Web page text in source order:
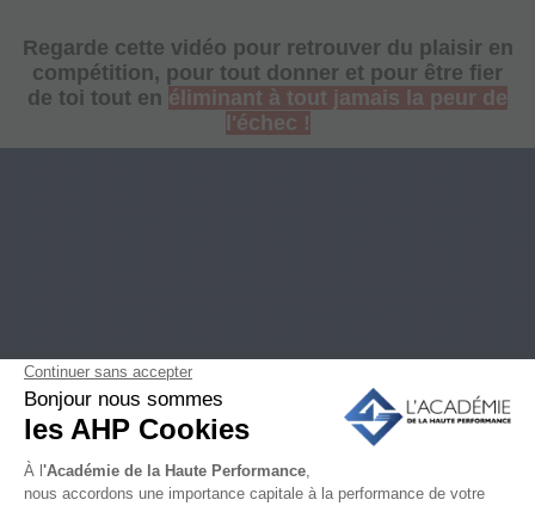
Regarde cette vidéo pour retrouver du plaisir en
compétition, pour tout donner et pour être fier
de toi tout en éliminant à tout jamais la peur de
l'échec !